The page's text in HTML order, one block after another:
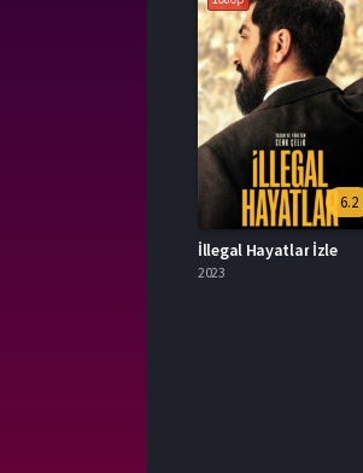
6.2
İllegal Hayatlar İzle
2023